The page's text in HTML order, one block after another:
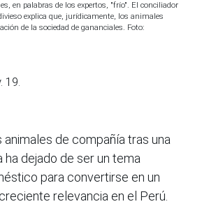
en palabras de los expertos, "frío". El conciliador
explica que, jurídicamente, los animales
de la sociedad de gananciales. Foto:
19.
animales de compañía tras una
ha dejado de ser un tema
para convertirse en un
relevancia en el Perú.